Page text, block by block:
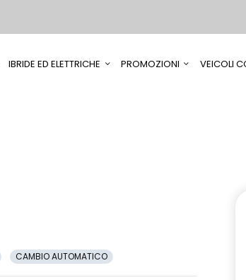
IBRIDE ED ELETTRICHE PROMOZIONI VEICOLI
CAMBIO AUTOMATICO